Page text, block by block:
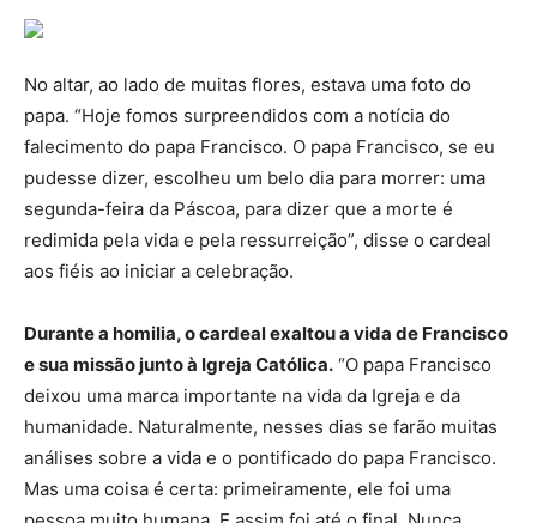
No altar, ao lado de muitas flores, estava uma foto do
papa. “Hoje fomos surpreendidos com a notícia do
falecimento do papa Francisco. O papa Francisco, se eu
pudesse dizer, escolheu um belo dia para morrer: uma
segunda-feira da Páscoa, para dizer que a morte é
redimida pela vida e pela ressurreição”, disse o cardeal
aos fiéis ao iniciar a celebração.
Durante a homilia, o cardeal exaltou a vida de Francisco
e sua missão junto à Igreja Católica. “O papa Francisco
deixou uma marca importante na vida da Igreja e da
humanidade. Naturalmente, nesses dias se farão muitas
análises sobre a vida e o pontificado do papa Francisco.
Mas uma coisa é certa: primeiramente, ele foi uma